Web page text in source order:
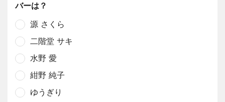
バーは？
源 さくら
二階堂 サキ
水野 愛
紺野 純子
ゆうぎり